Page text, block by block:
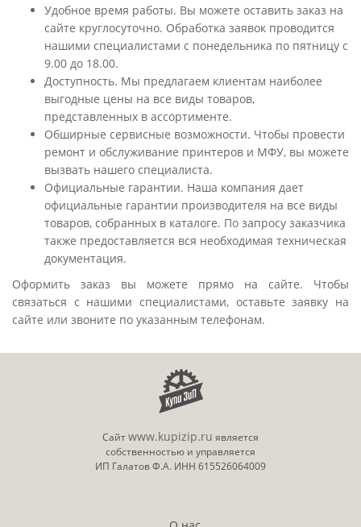
Удобное время работы. Вы можете оставить заказ на
сайте круглосуточно. Обработка заявок проводится
нашими специалистами с понедельника по пятницу с
9.00 до 18.00.
Доступность. Мы предлагаем клиентам наиболее
выгодные цены на все виды товаров,
представленных в ассортименте.
Обширные сервисные возможности. Чтобы провести
ремонт и обслуживание принтеров и МФУ, вы можете
вызвать нашего специалиста.
Официальные гарантии. Наша компания дает
официальные гарантии производителя на все виды
товаров, собранных в каталоге. По запросу заказчика
также предоставляется вся необходимая техническая
документация.
Оформить заказ вы можете прямо на сайте. Чтобы
связаться с нашими специалистами, оставьте заявку на
сайте или звоните по указанным телефонам.
Сайтwww.kupizip.ru является
собственностью и управляется
ИП Галатов Ф.А. ИНН 615526064009